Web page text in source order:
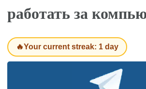
работать за
🔥Your current streak: 1 day